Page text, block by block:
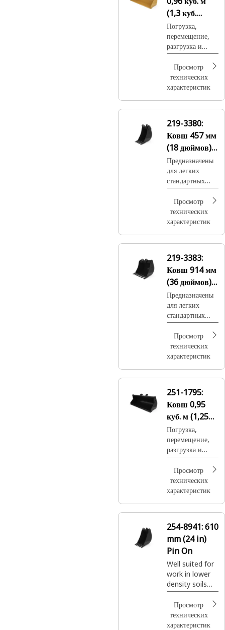
(1,3 куб.
ярда),
одинарный
наклон,
крепление на
пальцах,
базовая
кромка
Погрузка,
перемещение,
разгрузка и
общие работы
по расчистке.
Просмотр
технических
характеристик
219-3380:
Ковш 457 мм
(18 дюймов),
крепление на
пальцах
Предназначены
для легких
стандартных
работ по выемке
мягкого грунта
или глины.
Просмотр
технических
характеристик
219-3383:
Ковш 914 мм
(36 дюймов),
крепление на
пальцах
Предназначены
для легких
стандартных
работ по выемке
мягкого грунта
или глины.
Просмотр
технических
характеристик
251-1795:
Ковш 0,95
куб. м (1,25
куб. ярда),
устройство
смены
оборудования
ИT, режущая
кромка с
болтовым
креплением
Погрузка,
перемещение,
разгрузка и
общие работы
по расчистке.
Просмотр
технических
характеристик
254-8941:610
mm (24 in)
Pin On
Well suited for
work in lower
density soils
and light
materials.
Просмотр
технических
характеристик